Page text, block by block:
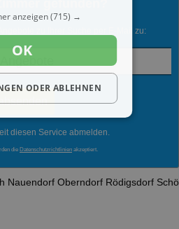
zu Ihrer Suche per E-Mail zu:
diesen Service abmelden.
die Datenschutzrichtlinien akzeptiert.
Nauendorf Oberndorf Rödigsdorf
anzeigen(715) →
OK
ODER ABLEHNEN